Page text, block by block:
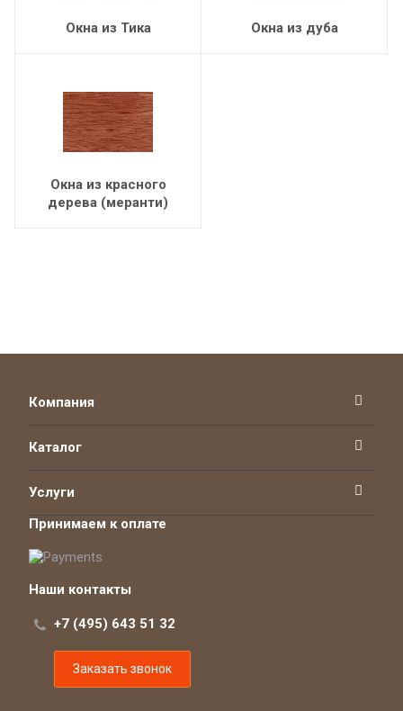
Окна из Тика Окна из дуба
Окна из красного
дерева (меранти)
Компания
Каталог
Услуги
Принимаем к оплате
Наши контакты
+7 (495) 643 51 32
Заказать звонок